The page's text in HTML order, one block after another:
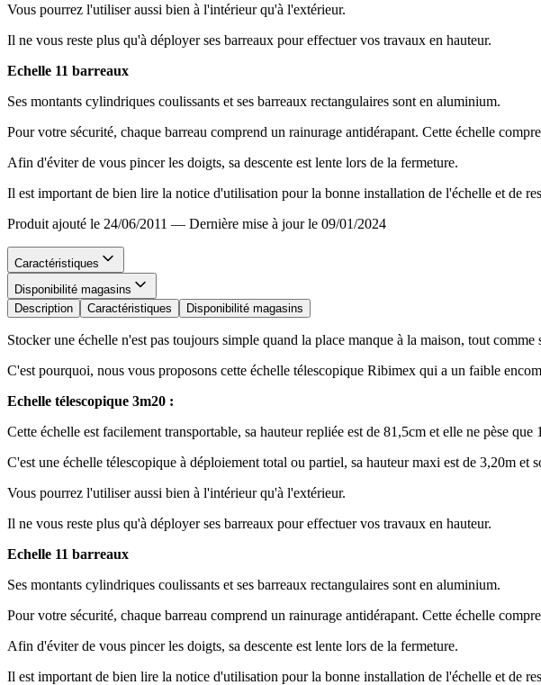
Vous pourrez l'utiliser aussi bien à l'intérieur qu'à l'extérieur.
Il ne vous reste plus qu'à déployer ses barreaux pour effectuer vos travaux en hauteur.
Echelle 11 barreaux
Ses montants cylindriques coulissants et ses barreaux rectangulaires sont en aluminium.
Pour votre sécurité, chaque barreau comprend un rainurage antidérapant. Cette échelle
Afin d'éviter de vous pincer les doigts, sa descente est lente lors de la fermeture.
Il est important de bien lire la notice d'utilisation pour la bonne installation de l'échelle et de
Produit ajouté le 24/06/2011 — Dernière mise à jour le 09/01/2024
Caractéristiques
Disponibilité magasins
Description
Caractéristiques Disponibilité magasins
Stocker une échelle n'est pas toujours simple quand la place manque à la maison, tout
C'est pourquoi, nous vous proposons cette échelle télescopique Ribimex qui a un faible
Echelle télescopique 3m20 :
Cette échelle est facilement transportable, sa hauteur repliée est de 81,5cm et elle ne pèse
C'est une échelle télescopique à déploiement total ou partiel, sa hauteur maxi est de 3,20m et
Vous pourrez l'utiliser aussi bien à l'intérieur qu'à l'extérieur.
Il ne vous reste plus qu'à déployer ses barreaux pour effectuer vos travaux en hauteur.
Echelle 11 barreaux
Ses montants cylindriques coulissants et ses barreaux rectangulaires sont en aluminium.
Pour votre sécurité, chaque barreau comprend un rainurage antidérapant. Cette échelle
Afin d'éviter de vous pincer les doigts, sa descente est lente lors de la fermeture.
Il est important de bien lire la notice d'utilisation pour la bonne installation de l'échelle et de